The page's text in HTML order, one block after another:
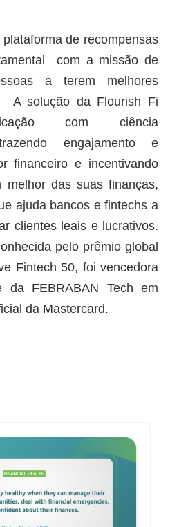
de recompensas
com a missão de
a terem melhores
A solução da Flourish Fi
com ciência
engajamento e
financeiro e incentivando
melhor das suas finanças,
ajuda bancos e fintechs a
clientes leais e lucrativos.
pelo prêmio global
Fintech 50, foi vencedora
da FEBRABAN Tech em
da Mastercard.